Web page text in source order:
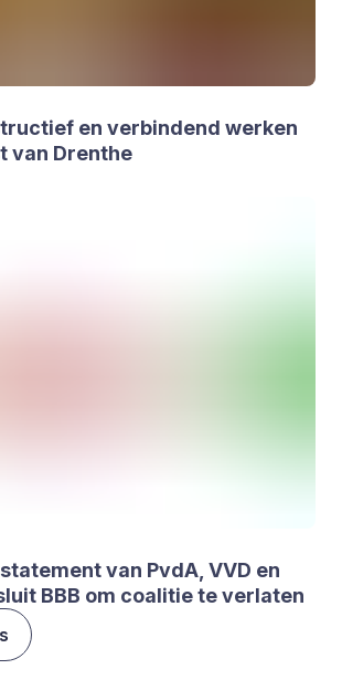
en ver­bin­dend wer­ken
van Dren­the
van PvdA, VVD en
BBB om coa­li­tie te ver­la­ten